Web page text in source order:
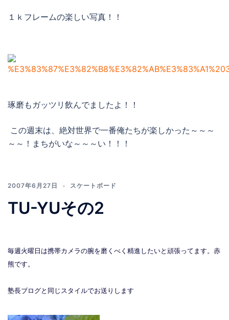
１ｋフレームの楽しい写真！！
琢磨もガッツリ飲んでましたよ！！
この週末は、絶対世界で一番俺たちが楽しかった～～～
～～！まちがいな～～～い！！！
2007年6月27日 スケートボード
TU-YUその2
毎週火曜日は携帯カメラの腕を磨くべく精進したいと頑張ってます。赤
熊です。
塾長ブログと同じスタイルでお送りします